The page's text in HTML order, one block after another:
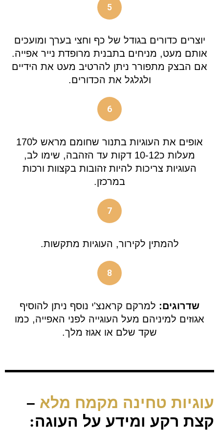
5
יוצרים כדורים בגודל של כף וחצי בערך ומועכים
אותם מעט, מניחים בתבנית מרופדת נייר אפייה.
אם הבצק מתפורר ניתן להרטיב מעט את הידיים
ולגלגל את הכדורים.
6
אופים את העוגיות בתנור שחומם מראש ל170
מעלות כ10-12 דקות עד הזהבה, שימו לב,
העוגיות צריכות להיות זהובות בקצוות ורכות
במרכזן.
7
להמתין לקירור, העוגיות מתקשות.
8
שדרוגים: למרקם קראנצ'י נוסף ניתן להוסיף
אגוזים למיניהם מעל העוגייה לפני האפייה, כמו
שקד שלם או אגוז מלך.
עוגיות טחינה מקמח מלא –
קצת רקע ומידע על העוגה: